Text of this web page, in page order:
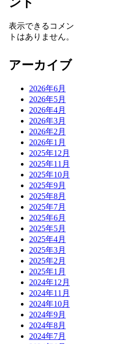
表示できるコメン
トはありません。
アーカイブ
2026年6月
2026年5月
2026年4月
2026年3月
2026年2月
2026年1月
2025年12月
2025年11月
2025年10月
2025年9月
2025年8月
2025年7月
2025年6月
2025年5月
2025年4月
2025年3月
2025年2月
2025年1月
2024年12月
2024年11月
2024年10月
2024年9月
2024年8月
2024年7月